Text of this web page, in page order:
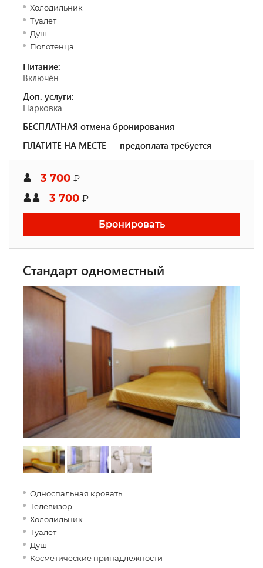
Холодильник
Туалет
Душ
Полотенца
Питание:
Включён
Доп. услуги:
Парковка
БЕСПЛАТНАЯ отмена бронирования
ПЛАТИТЕ НА МЕСТЕ — предоплата требуется
3 700 ₽
3 700 ₽
Бронировать
Стандарт одноместный
Односпальная кровать
Телевизор
Холодильник
Туалет
Душ
Косметические принадлежности